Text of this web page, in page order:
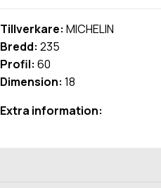
Tillverkare: MICHELIN
Bredd: 235
Profil: 60
Dimension: 18
Extra information: